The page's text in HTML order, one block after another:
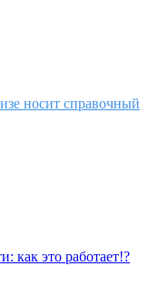
носит справочный
как это работает!?